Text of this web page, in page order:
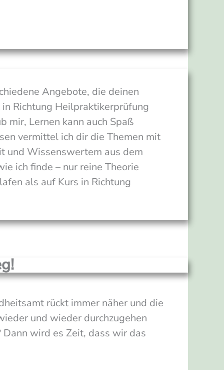
Angebote, die deinen
Richtung Heilpraktikerprüfung
mir, Lernen kann auch Spaß
vermittel ich dir die Themen mit
und Wissenswertem aus dem
ich finde – nur reine Theorie
als auf Kurs in Richtung
rückt immer näher und die
und wieder durchzugehen
wird es Zeit, dass wir das